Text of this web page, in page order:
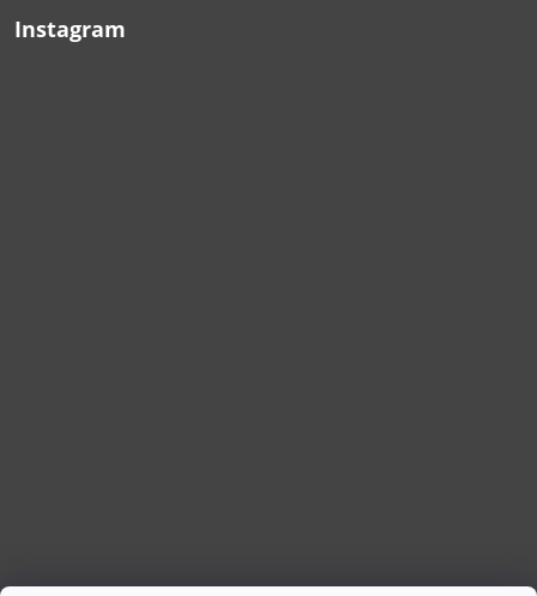
Instagram